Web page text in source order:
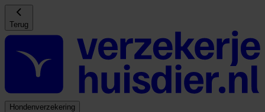
Terug
Hondenverzekering